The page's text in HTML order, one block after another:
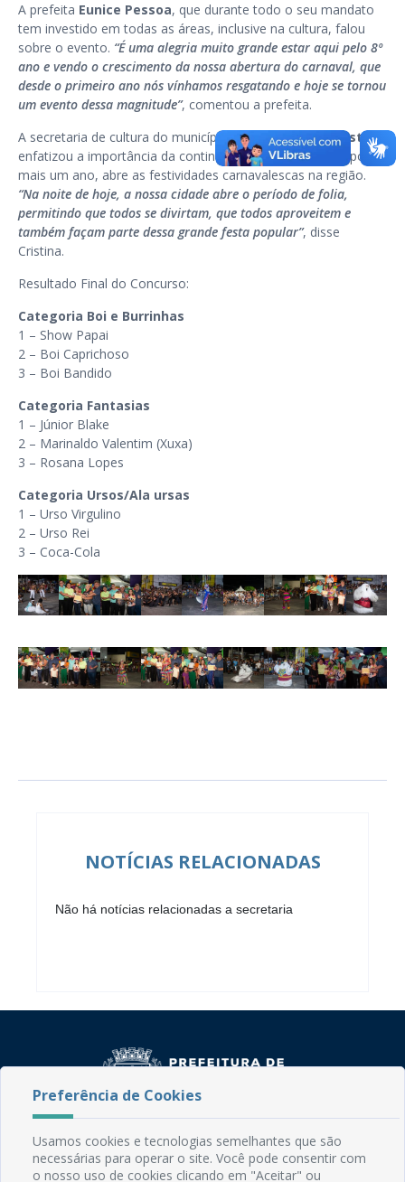
A prefeita Eunice Pessoa, que durante todo o seu mandato
tem investido em todas as áreas, inclusive na cultura, falou
sobre o evento. “É uma alegria muito grande estar aqui pelo 8º
ano e vendo o crescimento da nossa abertura do carnaval, que
desde o primeiro ano nós vínhamos resgatando e hoje se tornou
um evento dessa magnitude”, comentou a prefeita.
A secretaria de cultura do município, professoraAna Cristina
enfatizou a importância da continuidade do evento que, por
mais um ano, abre as festividades carnavalescas na região.
“Na noite de hoje, a nossa cidade abre o período de folia,
permitindo que todos se divirtam, que todos aproveitem e
também façam parte dessa grande festa popular”, disse
Cristina.
Resultado Final do Concurso:
Categoria Boi e Burrinhas
1 – Show Papai
2 – Boi Caprichoso
3 – Boi Bandido
Categoria Fantasias
1 – Júnior Blake
2 – Marinaldo Valentim (Xuxa)
3 – Rosana Lopes
Categoria Ursos/Ala ursas
1 – Urso Virgulino
2 – Urso Rei
3 – Coca-Cola
NOTÍCIAS RELACIONADAS
Não há notícias relacionadas a secretaria
Rua do Imperador, 78, Centro
CEP: 58.280-000 - Mamanguape/PB
Preferência de Cookies
Usamos cookies e tecnologias semelhantes que são
necessárias para operar o site. Você pode consentir com
o nosso uso de cookies clicando em "Aceitar" ou